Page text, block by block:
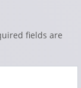
fields are